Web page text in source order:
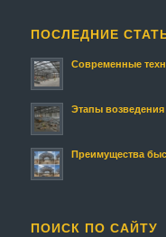
ПОСЛЕДНИЕ
Современные
Этапы возведения
Преимущества
ПОИСК ПО САЙТУ